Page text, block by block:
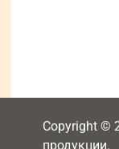
Copyright ©
продукции.